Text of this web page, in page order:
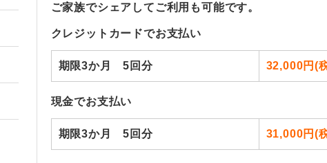
ご家族でシェアしてご利用も可能です。
クレジットカードでお支払い
期限3か月 5回分 32,000円(
現金でお支払い
期限3か月 5回分 31,000円(